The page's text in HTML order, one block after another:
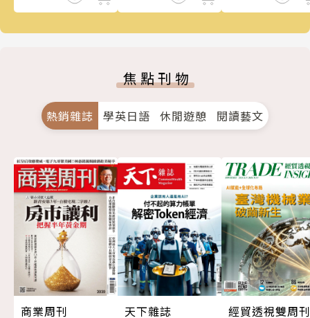
焦點刊物
熱銷雜誌 學英日語 休閒遊憩 閱讀藝文
商業周刊
天下雜誌
經貿透視雙周刊